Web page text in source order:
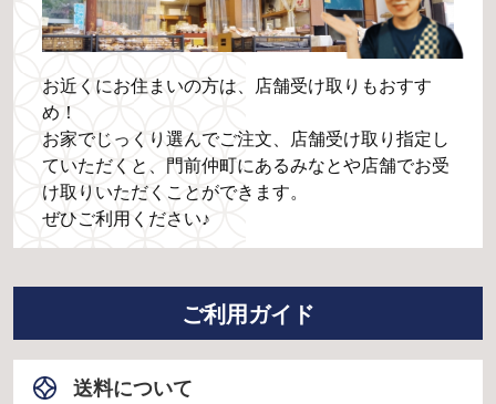
お近くにお住まいの方は、店舗受け取りもおすす
め！
お家でじっくり選んでご注文、店舗受け取り指定し
ていただくと、門前仲町にあるみなとや店舗でお受
け取りいただくことができます。
ぜひご利用ください♪
ご利用ガイド
送料について